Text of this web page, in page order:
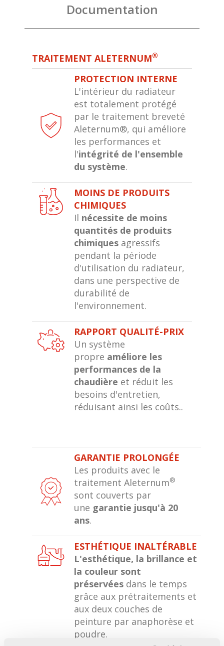
Documentation
TRAITEMENT ALETERNUM®
PROTECTION INTERNE
L'intérieur du radiateur
est totalement protégé
par le traitement breveté
Aleternum®, qui améliore
les performances et
l'intégrité de l'ensemble
du système.
MOINS DE PRODUITS
CHIMIQUES
Il nécessite de moins
quantités de produits
chimiques agressifs
pendant la période
d'utilisation du radiateur,
dans une perspective de
durabilité de
l'environnement.
RAPPORT QUALITÉ-PRIX
Un système
propre améliore les
performances de la
chaudière et réduit les
besoins d'entretien,
réduisant ainsi les coûts..
GARANTIE PROLONGÉE
Les produits avec le
traitement Aleternum®
sont couverts par
une garantie jusqu'à 20
ans.
ESTHÉTIQUE INALTÉRABLE
L'esthétique, la brillance et
la couleur sont
préservées dans le temps
grâce aux prétraitements et
aux deux couches de
peinture par anaphorèse et
poudre.